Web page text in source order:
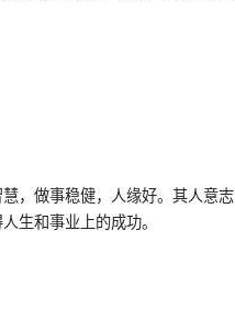
，做事稳健，人缘好。其人意志
生和事业上的成功。